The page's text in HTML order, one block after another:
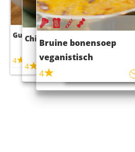
Guacamole
4
Chili con carne
4
Bruine bonensoep
veganistisch
4
Sushi rijstsalade
maaltijdsalade
4